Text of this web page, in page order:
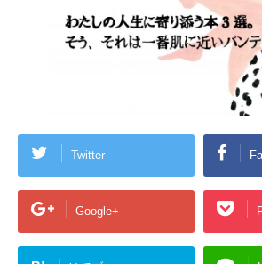
Twitter
Google+